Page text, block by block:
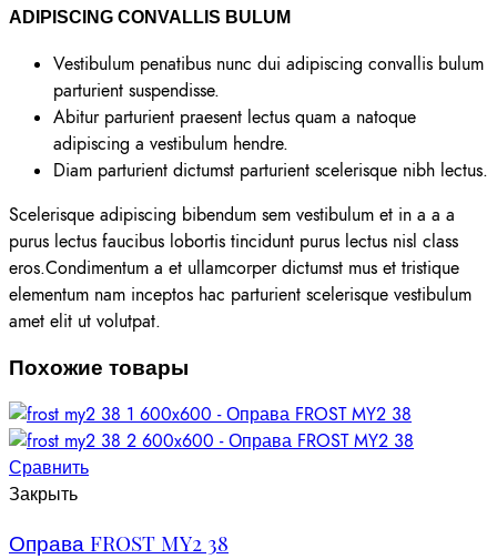
ADIPISCING CONVALLIS BULUM
Vestibulum penatibus nunc dui adipiscing convallis bulum
parturient suspendisse.
Abitur parturient praesent lectus quam a natoque
adipiscing a vestibulum hendre.
Diam parturient dictumst parturient scelerisque nibh lectus.
Scelerisque adipiscing bibendum sem vestibulum et in a a a
purus lectus faucibus lobortis tincidunt purus lectus nisl class
eros.Condimentum a et ullamcorper dictumst mus et tristique
elementum nam inceptos hac parturient scelerisque vestibulum
amet elit ut volutpat.
Похожие товары
Сравнить
Закрыть
Оправа FROST MY2 38